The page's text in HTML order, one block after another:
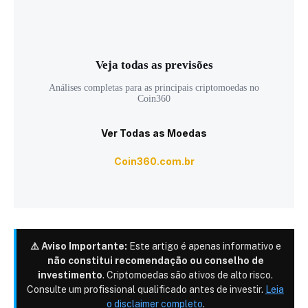
Veja todas as previsões
Análises completas para as principais criptomoedas no
Coin360
Ver Todas as Moedas
Coin360.com.br
⚠️ Aviso Importante: Este artigo é apenas informativo e
não constitui recomendação ou conselho de
investimento. Criptomoedas são ativos de alto risco.
Consulte um profissional qualificado antes de investir. Leia
o disclaimer completo.